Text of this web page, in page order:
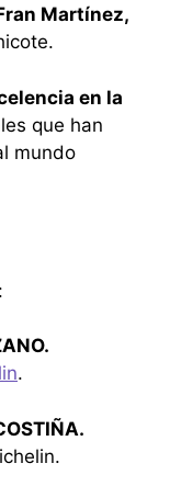
Martínez,
en la
que han
mundo
.